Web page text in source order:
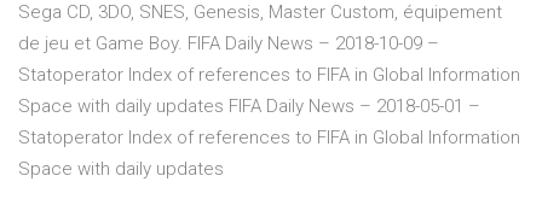
Sega CD, 3DO, SNES, Genesis, Master Custom, équipement
de jeu et Game Boy. FIFA Daily News – 2018-10-09 –
Statoperator Index of references to FIFA in Global Information
Space with daily updates FIFA Daily News – 2018-05-01 –
Statoperator Index of references to FIFA in Global Information
Space with daily updates